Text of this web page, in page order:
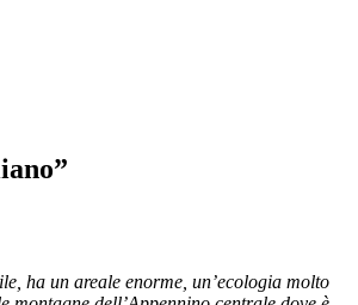
ha un areale enorme, un’ecologia molto